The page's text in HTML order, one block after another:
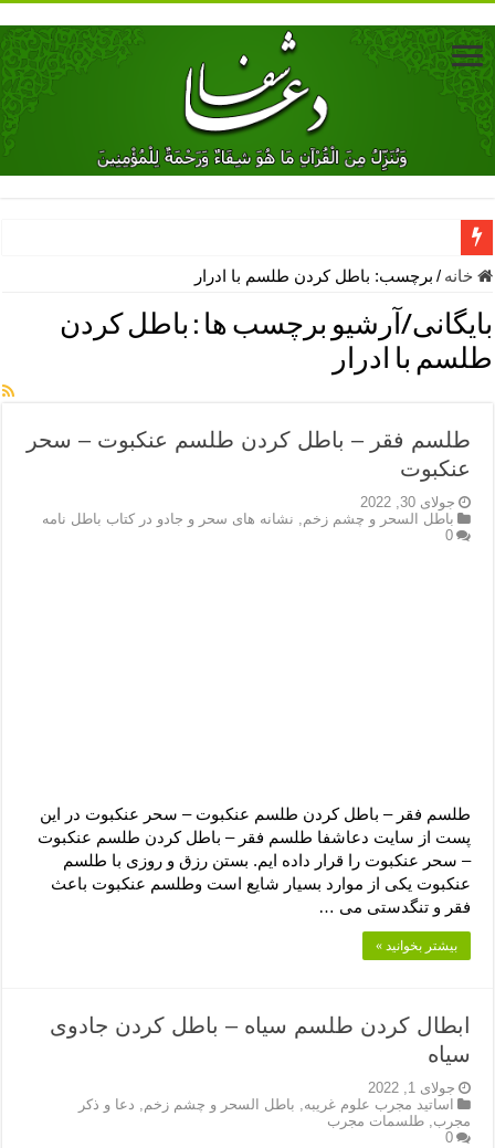
دعای جلب محبت فوری معشوق – دعای جلب محبت شوهر
دعای مشکل گشا برای رفع فقر – ذکرهای روزی‌ بخش
معجزات دعای یا من اظهر الجمیل – دعای یا من اظهر الجمیل برای
مهم ترین اذکار الهی و فضیلت آن ها – ذکر مخصوص مستجاب الدعوه
نماز حاجت برای کار گشایی- دعای رفع مشکلات و طلب حاجت
دعای رفع فقر و طلب رزق و روزی – آیه‌ جلب ثروت و برکت مال
لا حول ولا قوة الا بالله برای چشم زخم – دعای چشم زخم ماشاالله
خانه / برچسب: باطل كردن طلسم با ادرار
بایگانی/آرشیو برچسب ها : باطل كردن
طلسم با ادرار
طلسم فقر – باطل کردن طلسم عنکبوت – سحر
عنکبوت
جولای 30, 2022
باطل السحر و چشم زخم
نشانه های سحر و جادو در کتاب باطل نامه
0
طلسم فقر – باطل کردن طلسم عنکبوت – سحر عنکبوت در این
پست از سایت دعاشفا طلسم فقر – باطل کردن طلسم عنکبوت
– سحر عنکبوت را قرار داده ایم. بستن رزق و روزی با طلسم
عنکبوت یکی از موارد بسیار شایع است وطلسم عنکبوت باعث
فقر و تنگدستی می …
بیشتر بخوانید »
ابطال کردن طلسم سیاه – باطل کردن جادوی
سیاه
جولای 1, 2022
اساتید مجرب علوم غریبه, باطل السحر و چشم زخم, دعا و ذکر
مجرب,طلسمات مجرب
0